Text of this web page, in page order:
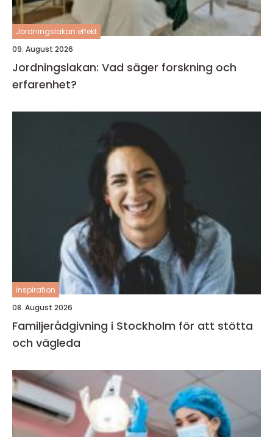
Jordningslakan effekt
09. August 2026
Jordningslakan: Vad säger forskning och
erfarenhet?
inspiration
08. August 2026
Familjerådgivning i Stockholm för att stötta
och vägleda